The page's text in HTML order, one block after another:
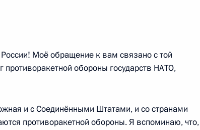
Моё обращение к вам связано с той
противоракетной обороны государств НАТО,
и с Соединёнными Штатами, и со странами
противоракетной обороны. Я вспоминаю, что,